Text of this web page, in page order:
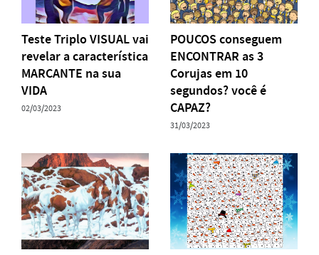
Teste Triplo VISUAL vai
revelar a característica
MARCANTE na sua
VIDA
02/03/2023
POUCOS conseguem
ENCONTRAR as 3
Corujas em 10
segundos? você é
CAPAZ?
31/03/2023